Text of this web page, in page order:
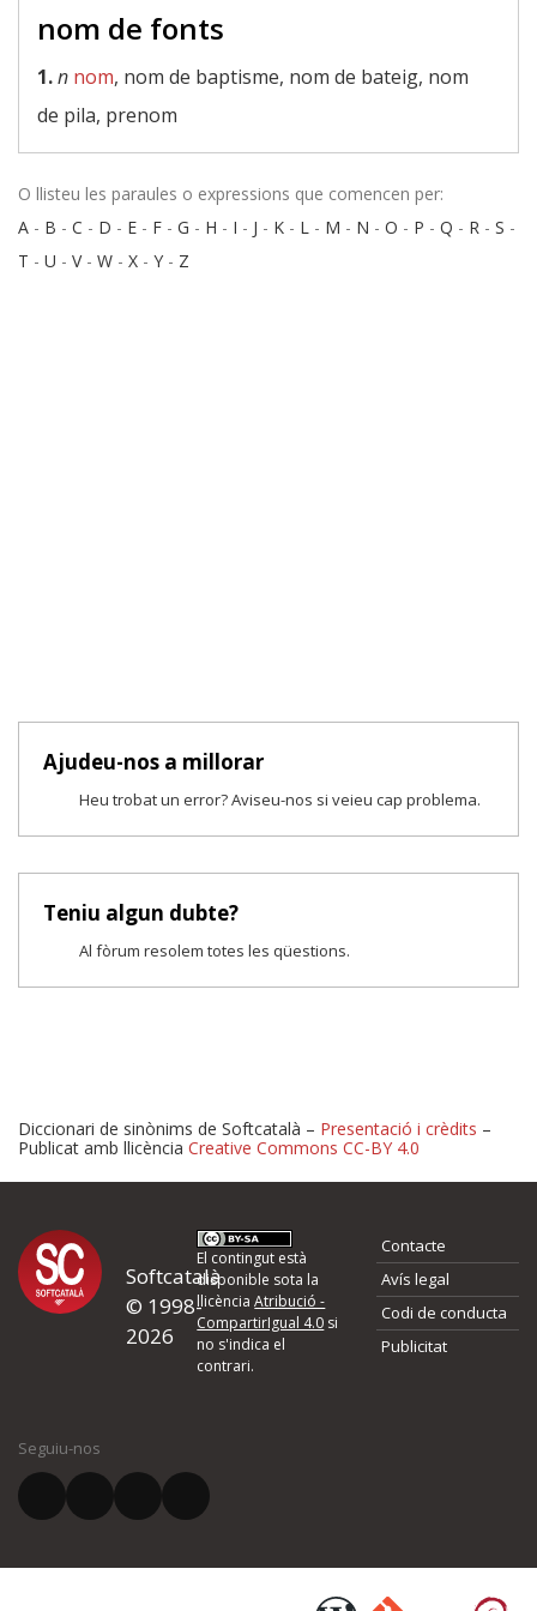
nom de fonts
1.n nom, nom de baptisme, nom de bateig, nom
de pila, prenom
O llisteu les paraules o expressions que comencen per:
A - B - C - D - E - F - G - H - I - J - K - L - M - N - O - P - Q - R - S -
T - U - V- W - X - Y - Z
Ajudeu-nos a millorar
Heu trobat un error? Aviseu-nos si veieu cap problema.
Teniu algun dubte?
Al fòrum resolem totes les qüestions.
Proposeu-nos millores o
d'errors
Si heu trobat un error o voleu proposar alguna millora, ompliu els
quina és la millora que proposeu o l'error del qual voleu informar-
El vostre correu electrònic *
Diccionari de sinònims de Softcatalà – Presentació i crèdits –
Publicat amb llicència Creative Commons CC-BY 4.0
Softcatalà
© 1998-
2026
El contingut està
disponible sota la
llicènciaAtribució -
CompartirIgual 4.0 si
no s'indica el
contrari.
Contacte
Avís legal
Codi de conducta
Publicitat
Seguiu-nos